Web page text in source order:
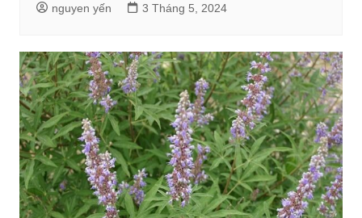
nguyen yến 3 Tháng 5, 2024